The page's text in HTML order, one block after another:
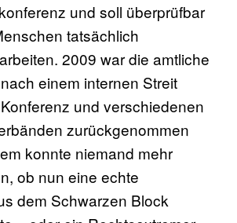
und soll überprüfbar
tatsächlich
2009 war die amtliche
einem internen Streit
und verschiedenen
zurückgenommen
konnte niemand mehr
ob nun eine echte
dem Schwarzen Block